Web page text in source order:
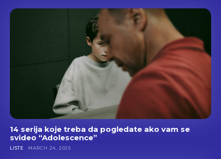
14 serija koje treba da pogledate ako vam se
svideo “Adolescence”
LISTE MARCH 24, 2025